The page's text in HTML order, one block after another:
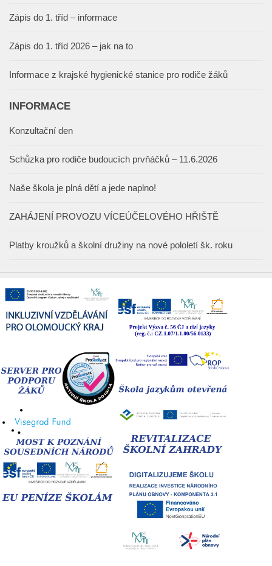
Zápis do 1. tříd – informace
Zápis do 1. tříd 2026 – jak na to
Informace z krajské hygienické stanice pro rodiče žáků
INFORMACE
Konzultační den
Schůzka pro rodiče budoucích prvňáčků – 11.6.2026
Naše škola je plná dětí a jede naplno!
ZAHÁJENÍ PROVOZU VÍCEÚČELOVÉHO HŘIŠTĚ
Platby kroužků a školní družiny na nové pololetí šk. roku